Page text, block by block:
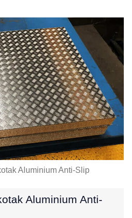
Aluminium Anti-Slip
Aluminium Anti-